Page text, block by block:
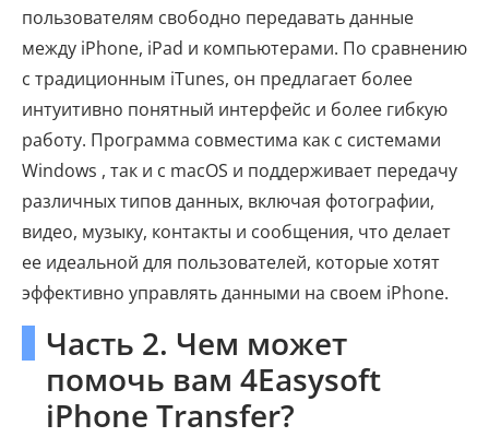
пользователям свободно передавать данные
между iPhone, iPad и компьютерами. По сравнению
с традиционным iTunes, он предлагает более
интуитивно понятный интерфейс и более гибкую
работу. Программа совместима как с системами
Windows , так и с macOS и поддерживает передачу
различных типов данных, включая фотографии,
видео, музыку, контакты и сообщения, что делает
ее идеальной для пользователей, которые хотят
эффективно управлять данными на своем iPhone.
Часть 2. Чем может
помочь вам 4Easysoft
iPhone Transfer?